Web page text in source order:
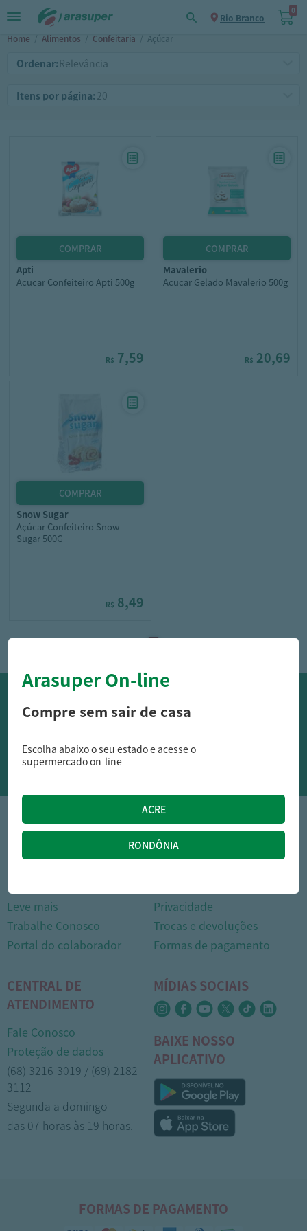
Rio Branco
0
Home / Alimentos / Confeitaria / Açúcar
Ordenar:
Itens por página:
apti
Acucar Confeiteiro Apti 500g
R$ 7,59
mavalerio
Acucar Gelado Mavalerio 500g
R$ 20,69
snow sugar
Açúcar Confeiteiro Snow
Sugar 500G
R$ 8,49
OFERTAS NO WHATSAPP:
Siga nossos canais oficiais de ofertas no Whasapp!
RECEBER OFERTAS
INSTITUCIONAL
Cartão Arasuper
Leve mais
Trabalhe Conosco
Portal do colaborador
DÚVIDAS FREQUENTES
Privacidade
Trocas e devoluções
Formas de pagamento
CENTRAL DE
ATENDIMENTO
Fale Conosco
Proteção de dados
(68) 3216-3019 / (69) 2182-
3112
Segunda a domingo
das 07 horas às 19 horas.
MÍDIAS SOCIAIS
BAIXE NOSSO
APLICATIVO
FORMAS DE PAGAMENTO
Arasuper On-line
Compre sem sair de casa
Escolha abaixo o seu estado e acesse o
supermercado on-line